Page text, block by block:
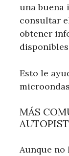
una buena
consultar
obtener
Esto le
MÁS
Aunque no